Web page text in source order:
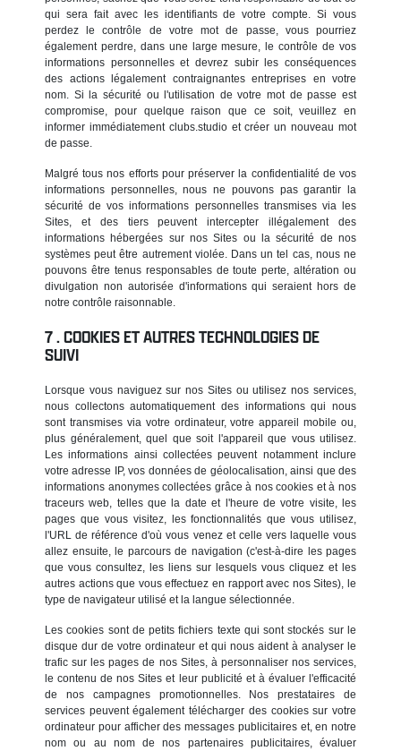
qui sera fait avec les identifiants de votre compte. Si vous
perdez le contrôle de votre mot de passe, vous pourriez
également perdre, dans une large mesure, le contrôle de vos
informations personnelles et devrez subir les conséquences
des actions légalement contraignantes entreprises en votre
nom. Si la sécurité ou l'utilisation de votre mot de passe est
compromise, pour quelque raison que ce soit, veuillez en
informer immédiatement clubs.studio et créer un nouveau mot
de passe.
Malgré tous nos efforts pour préserver la confidentialité de vos
informations personnelles, nous ne pouvons pas garantir la
sécurité de vos informations personnelles transmises via les
Sites, et des tiers peuvent intercepter illégalement des
informations hébergées sur nos Sites ou la sécurité de nos
systèmes peut être autrement violée. Dans un tel cas, nous ne
pouvons être tenus responsables de toute perte, altération ou
divulgation non autorisée d'informations qui seraient hors de
notre contrôle raisonnable.
COOKIES ET AUTRES TECHNOLOGIES DE
SUIVI
Lorsque vous naviguez sur nos Sites ou utilisez nos services,
nous collectons automatiquement des informations qui nous
sont transmises via votre ordinateur, votre appareil mobile ou,
plus généralement, quel que soit l'appareil que vous utilisez.
Les informations ainsi collectées peuvent notamment inclure
votre adresse IP, vos données de géolocalisation, ainsi que des
informations anonymes collectées grâce à nos cookies et à nos
traceurs web, telles que la date et l'heure de votre visite, les
pages que vous visitez, les fonctionnalités que vous utilisez,
l'URL de référence d'où vous venez et celle vers laquelle vous
allez ensuite, le parcours de navigation (c'est-à-dire les pages
que vous consultez, les liens sur lesquels vous cliquez et les
autres actions que vous effectuez en rapport avec nos Sites), le
type de navigateur utilisé et la langue sélectionnée.
Les cookies sont de petits fichiers texte qui sont stockés sur le
disque dur de votre ordinateur et qui nous aident à analyser le
trafic sur les pages de nos Sites, à personnaliser nos services,
le contenu de nos Sites et leur publicité et à évaluer l'efficacité
de nos campagnes promotionnelles. Nos prestataires de
services peuvent également télécharger des cookies sur votre
ordinateur pour afficher des messages publicitaires et, en notre
nom ou au nom de nos partenaires publicitaires, évaluer